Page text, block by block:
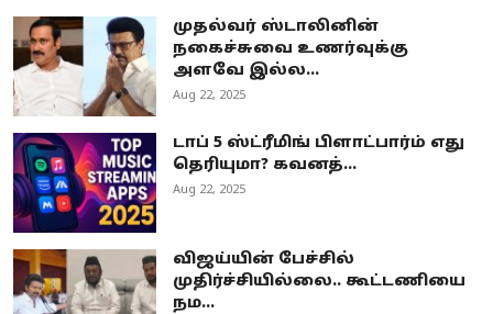
முதல்வர் ஸ்டாலினின்
நகைச்சுவை உணர்வுக்கு
அளவே இல்ல...
Aug 22, 2025
டாப் 5 ஸ்ட்ரீமிங் பிளாட்பார்ம் எது
தெரியுமா? கவனத்...
Aug 22, 2025
விஜய்யின் பேச்சில்
முதிர்ச்சியில்லை.. கூட்டணியை
நம...